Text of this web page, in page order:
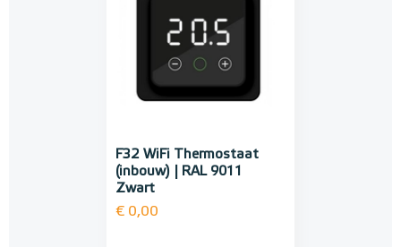
F32 WiFi Thermostaat
(inbouw) | RAL 9011
Zwart
€ 0,00